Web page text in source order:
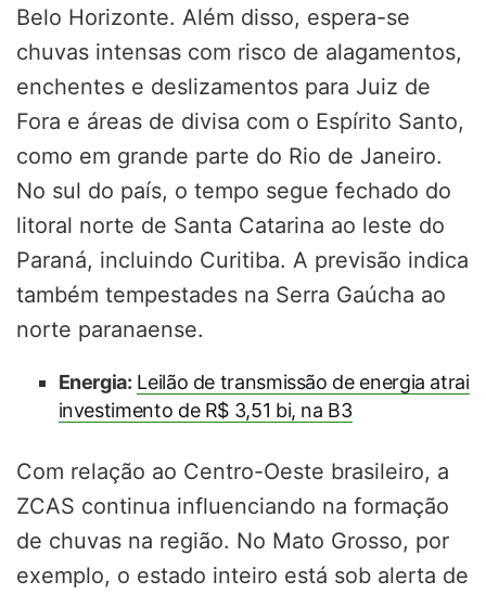
Belo Horizonte. Além disso, espera-se
chuvas intensas com risco de alagamentos,
enchentes e deslizamentos para Juiz de
Fora e áreas de divisa com o Espírito Santo,
como em grande parte do Rio de Janeiro.
No sul do país, o tempo segue fechado do
litoral norte de Santa Catarina ao leste do
Paraná, incluindo Curitiba. A previsão indica
também tempestades na Serra Gaúcha ao
norte paranaense.
Energia: Leilão de transmissão de energia atrai
investimento de R$ 3,51 bi, na B3
Com relação ao Centro-Oeste brasileiro, a
ZCAS continua influenciando na formação
de chuvas na região. No Mato Grosso, por
exemplo, o estado inteiro está sob alerta de